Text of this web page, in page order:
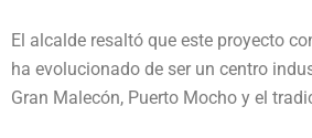
El alcalde resaltó que este proyecto
ha evolucionado de ser un centro
Gran Malecón, Puerto Mocho y el